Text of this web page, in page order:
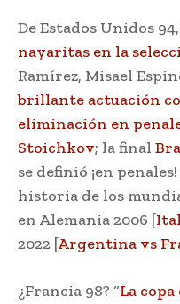
De Estados Unidos
nayaritas en la
Ramírez, Misael
brillante actuación
eliminación en
Stoichkov; la final
se definió ¡en
historia de los
en Alemania 2006 [
2022 [Argentina vs
¿Francia 98? “La